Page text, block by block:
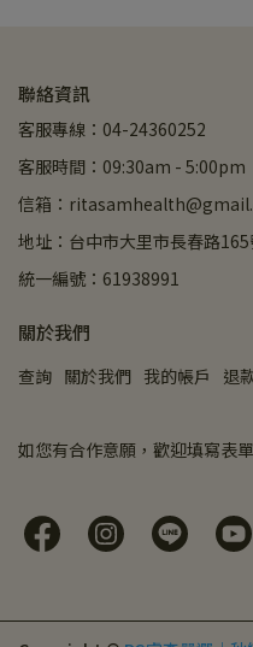
聯絡資訊
客服專線：04-24360252
客服時間：09:30am - 5:00pm
信箱：
地址：台中市大里市長春路
統一編號：61938991
關於我們
查詢 關於我們 我的帳戶 退
如您有合作意願，歡迎填寫表